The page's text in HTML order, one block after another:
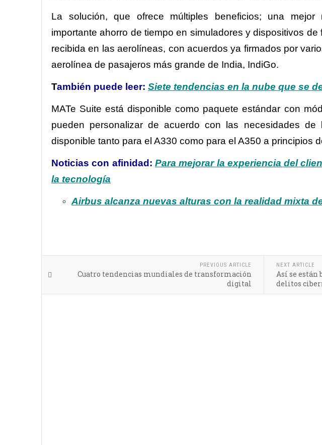
La solución, que ofrece múltiples beneficios; una
importante ahorro de tiempo en simuladores y dispositivos
recibida en las aerolíneas, con acuerdos ya firmados por
aerolínea de pasajeros más grande de India, IndiGo.
También puede leer: Siete tendencias en la nube que se
MATe Suite está disponible como paquete estándar con
pueden personalizar de acuerdo con las necesidades de
disponible tanto para el A330 como para el A350 a principios
Noticias con afinidad: Para mejorar la experiencia del
la tecnología
Airbus alcanza nuevas alturas con la realidad mixta
PREVIOUS ARTICLE
Cuatro tendencias mundiales de transformación
digital
NEXT ARTICLE
Así se están
delitos